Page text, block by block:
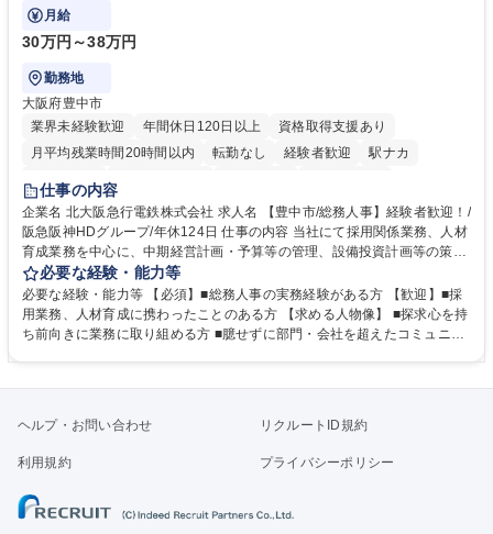
般を担当していただきます。
月給
30万円～38万円
勤務地
大阪府豊中市
業界未経験歓迎
年間休日120日以上
資格取得支援あり
月平均残業時間20時間以内
転勤なし 経験者歓迎
駅ナカ
退職金あり
土日祝休み
服装自由 昼食補助あり 食事補助あり
仕事の内容
企業名 北大阪急行電鉄株式会社 求人名 【豊中市/総務人事】経験者歓迎！/
阪急阪神HDグループ/年休124日 仕事の内容 当社にて採用関係業務、人材
育成業務を中心に、中期経営計画・予算等の管理、設備投資計画等の策
定、さらに社内の重要会議の運営等、経営の根幹となる幅広い総務人事業
務全般を担当していただきます。 【主な業務内容】 ■採用関係業務および
人材育成(社員研修)業務の推進 ■中期経営計画および予算等の管理 ■設備
投資計画等の策定 ■社内の重要会議の運営 ■その他総務人事業務全般 【入
務人事】経験者歓迎！/阪急阪神HDグループ/年休124日
必要な経験・能力等
必要な経験・能力等 【必須】■総務人事の実務経験がある方 【歓迎】■採
用業務、人材育成に携わったことのある方 【求める人物像】 ■探求心を持
ち前向きに業務に取り組める方 ■臆せずに部門・会社を超えたコミュニケ
ヘルプ・お問い合わせ リクルートID規約
利用規約 プライバシーポリシー